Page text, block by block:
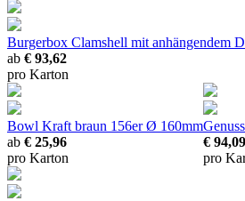
Burgerbox Clamshell mit anhängendem
ab € 93,62
pro Karton
Bowl Kraft braun 156erØ 160mm
ab € 25,96
pro Karton
€ 94,09
pro